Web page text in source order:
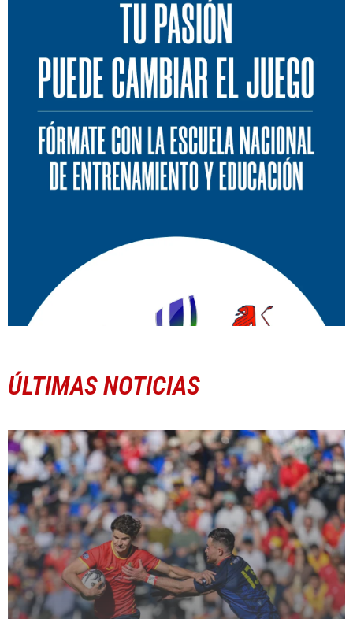
ÚLTIMAS NOTICIAS